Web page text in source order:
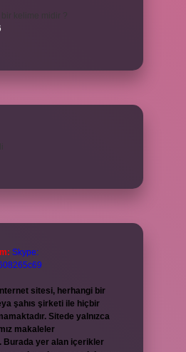
Skype:
sitesi, herhangi bir
şahıs şirketi ile hiçbir
Sitede yalnızca
makaleler
Burada yer alan içerikler